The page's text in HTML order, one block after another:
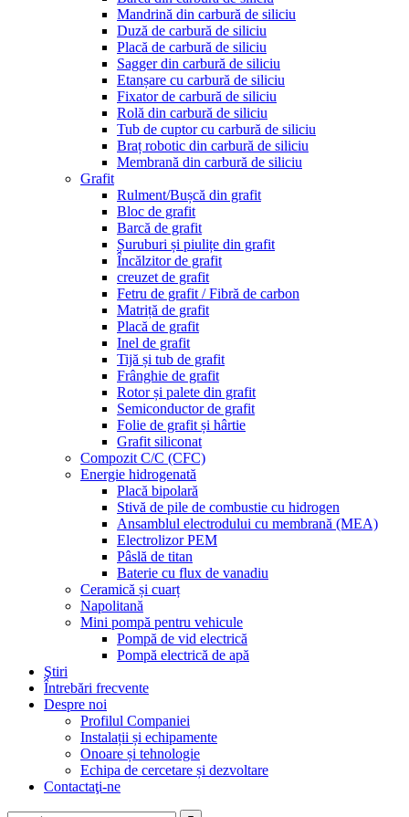
Mandrină din carbură de siliciu
Duză de carbură de siliciu
Placă de carbură de siliciu
Sagger din carbură de siliciu
Etanșare cu carbură de siliciu
Fixator de carbură de siliciu
Rolă din carbură de siliciu
Tub de cuptor cu carbură de siliciu
Braț robotic din carbură de siliciu
Membrană din carbură de siliciu
Grafit
Rulment/Bușcă din grafit
Bloc de grafit
Barcă de grafit
Șuruburi și piulițe din grafit
Încălzitor de grafit
creuzet de grafit
Fetru de grafit / Fibră de carbon
Matriță de grafit
Placă de grafit
Inel de grafit
Tijă și tub de grafit
Frânghie de grafit
Rotor și palete din grafit
Semiconductor de grafit
Folie de grafit și hârtie
Grafit siliconat
Compozit C/C (CFC)
Energie hidrogenată
Placă bipolară
Stivă de pile de combustie cu hidrogen
Ansamblul electrodului cu membrană (MEA)
Electrolizor PEM
Pâslă de titan
Baterie cu flux de vanadiu
Ceramică și cuarț
Napolitană
Mini pompă pentru vehicule
Pompă de vid electrică
Pompă electrică de apă
Ştiri
Întrebări frecvente
Despre noi
Profilul Companiei
Instalații și echipamente
Onoare și tehnologie
Echipa de cercetare și dezvoltare
Contactaţi-ne